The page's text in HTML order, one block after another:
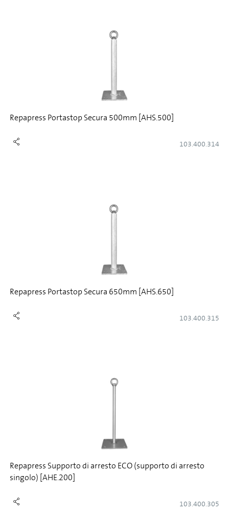
Repapress Portastop Secura 500mm [AHS.500]
103.400.314
Repapress Portastop Secura 650mm [AHS.650]
103.400.315
Repapress Supporto di arresto ECO (supporto di arresto
singolo) [AHE.200]
103.400.305